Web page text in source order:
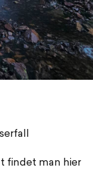
findet man hier